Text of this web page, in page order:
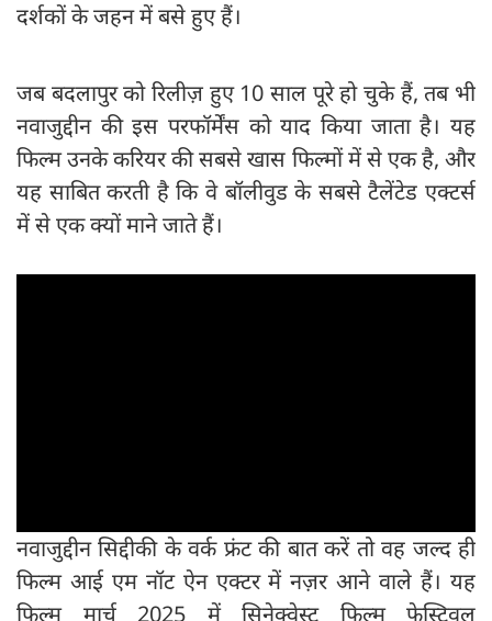
दर्शकों के जहन में बसे हुए हैं।
जब बदलापुर को रिलीज़ हुए 10 साल पूरे हो चुके हैं, तब भी
नवाजुद्दीन की इस परफॉर्मेंस को याद किया जाता है। यह
फिल्म उनके करियर की सबसे खास फिल्मों में से एक है, और
यह साबित करती है कि वे बॉलीवुड के सबसे टैलेंटेड एक्टर्स
में से एक क्यों माने जाते हैं।
नवाजुद्दीन सिद्दीकी के वर्क फ्रंट की बात करें तो वह जल्द ही
फिल्म आई एम नॉट ऐन एक्टर में नज़र आने वाले हैं। यह
फिल्म मार्च 2025 में सिनेक्वेस्ट फिल्म फेस्टिवल